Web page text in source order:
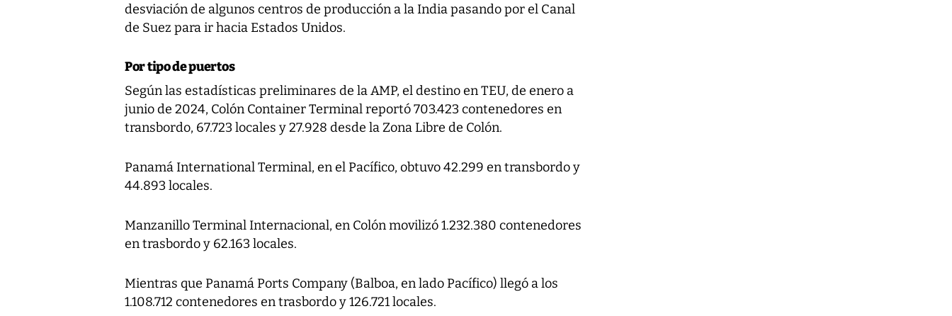
desviación de algunos centros de producción a la India pasando por el Canal
de Suez para ir hacia Estados Unidos.
Por tipo de puertos
Según las estadísticas preliminares de la AMP, el destino en TEU, de enero a
junio de 2024, Colón Container Terminal reportó 703.423 contenedores en
transbordo, 67.723 locales y 27.928 desde la Zona Libre de Colón.
Panamá International Terminal, en el Pacífico, obtuvo 42.299 en transbordo y
44.893 locales.
Manzanillo Terminal Internacional, en Colón movilizó 1.232.380 contenedores
en trasbordo y 62.163 locales.
Mientras que Panamá Ports Company (Balboa, en lado Pacífico) llegó a los
1.108.712 contenedores en trasbordo y 126.721 locales.